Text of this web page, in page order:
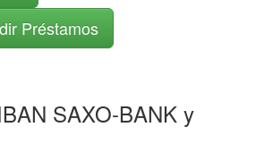
Préstamos
SAXO-BANK y